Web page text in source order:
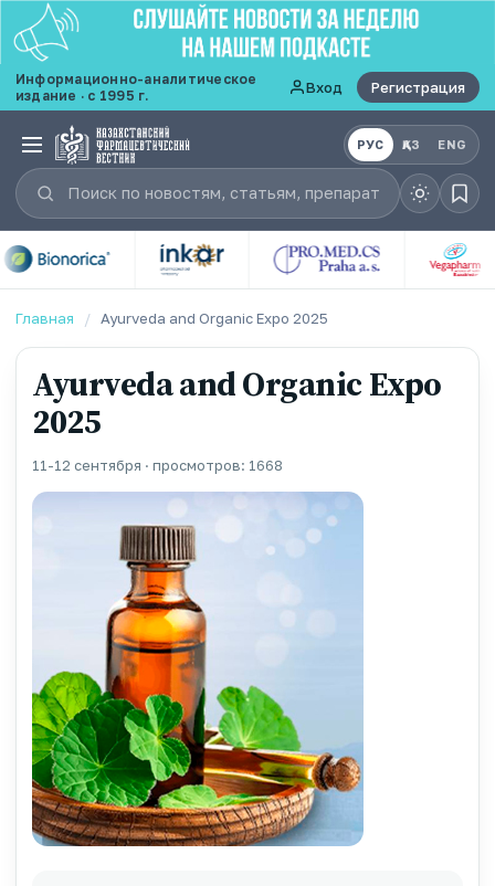
Информационно-аналитическое
издание · с 1995 г.
Вход Регистрация
РУС ҚАЗ ENG
Главная / Ayurveda and Organic Expo 2025
Ayurveda and Organic Expo
2025
11-12 сентября · просмотров: 1668